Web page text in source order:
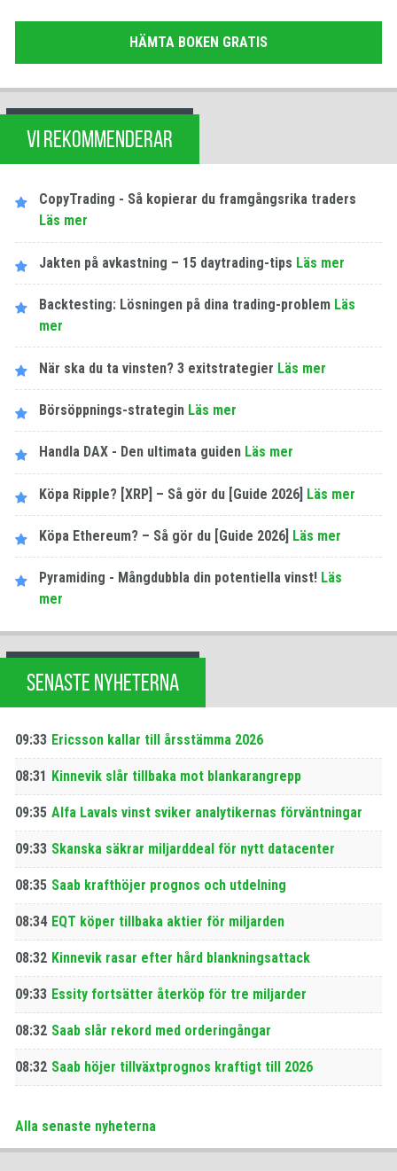
HÄMTA BOKEN GRATIS
VI REKOMMENDERAR
CopyTrading - Så kopierar du framgångsrika traders
Läs mer
Jakten på avkastning – 15 daytrading-tips Läs mer
Backtesting: Lösningen på dina trading-problem Läs
mer
När ska du ta vinsten? 3 exitstrategier Läs mer
Börsöppnings-strategin Läs mer
Handla DAX - Den ultimata guiden Läs mer
Köpa Ripple? [XRP] – Så gör du [Guide 2026] Läs mer
Köpa Ethereum? – Så gör du [Guide 2026] Läs mer
Pyramiding - Mångdubbla din potentiella vinst! Läs
mer
SENASTE NYHETERNA
09:33 Ericsson kallar till årsstämma 2026
08:31 Kinnevik slår tillbaka mot blankarangrepp
09:35 Alfa Lavals vinst sviker analytikernas förväntningar
09:33 Skanska säkrar miljarddeal för nytt datacenter
08:35 Saab krafthöjer prognos och utdelning
08:34 EQT köper tillbaka aktier för miljarden
08:32 Kinnevik rasar efter hård blankningsattack
09:33 Essity fortsätter återköp för tre miljarder
08:32 Saab slår rekord med orderingångar
08:32 Saab höjer tillväxtprognos kraftigt till 2026
Alla senaste nyheterna